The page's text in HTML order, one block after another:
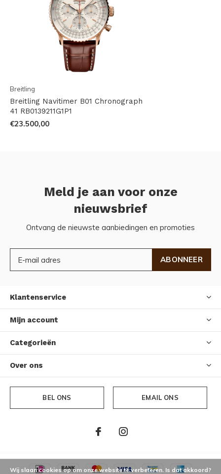
Breitling
Breitling Navitimer B01 Chronograph
41 RB0139211G1P1
€23.500,00
Meld je aan voor onze
nieuwsbrief
Ontvang de nieuwste aanbiedingen en promoties
ABONNEER
Klantenservice
Mijn account
Categorieën
Over ons
BEL ONS EMAIL ONS
Wij slaan cookies op om onze website te verbeteren. Is dat akkoord?